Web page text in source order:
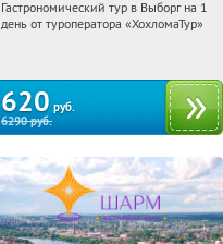
20:01:59 Купили:5
Гастрономический тур в Выборг на 1
день от туроператора «ХохломаТур»
620 руб.
6290руб.